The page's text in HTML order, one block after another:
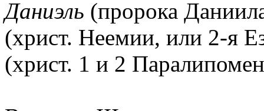
Даниэль (пророка
(христ. Неемии, или 2-я
(христ. 1 и 2